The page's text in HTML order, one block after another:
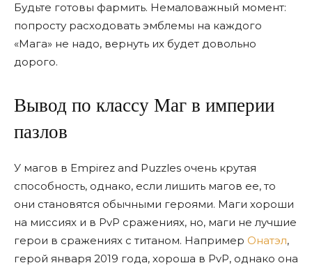
Будьте готовы фармить. Немаловажный момент:
попросту расходовать эмблемы на каждого
«Мага» не надо, вернуть их будет довольно
дорого.
Вывод по классу Маг в империи
пазлов
У магов в Empirez and Puzzles очень крутая
способность, однако, если лишить магов ее, то
они становятся обычными героями. Маги хороши
на миссиях и в PvP сражениях, но, маги не лучшие
герои в сражениях с титаном. Например Онатэл,
герой января 2019 года, хороша в PvP, однако она